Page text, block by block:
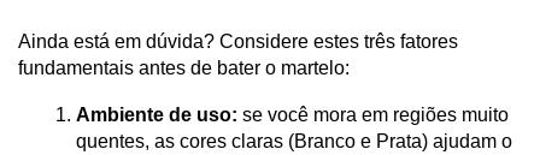
Ainda está em dúvida? Considere estes três fatores
fundamentais antes de bater o martelo:
Ambiente de uso: se você mora em regiões muito
quentes, as cores claras (Branco e Prata) ajudam o